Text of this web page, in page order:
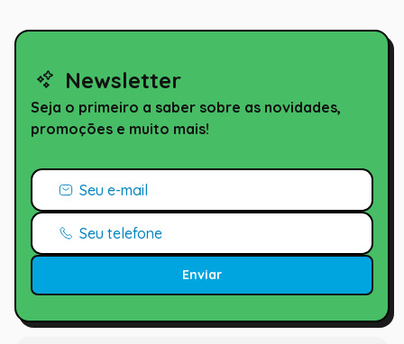
Newsletter
Seja o primeiro a saber sobre as novidades,
promoções e muito mais!
Enviar